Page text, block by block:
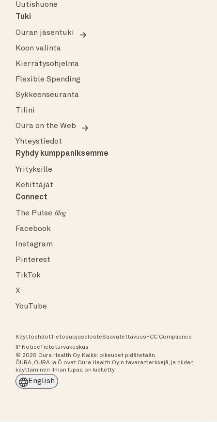
Uutishuone
Tuki
Ouran jäsentuki
Koon valinta
Kierrätysohjelma
Flexible Spending
Sykkeenseuranta
Tilini
Oura on the Web
Yhteystiedot
Ryhdy kumppaniksemme
Yrityksille
Kehittäjät
Connect
The PulseBlog
Facebook
Instagram
Pinterest
TikTok
X
YouTube
KäyttöehdotTietosuojaselosteSaavutettavuus FCC Compliance
IP NoticeTietoturvakeskus
© 2026 Oura Health Oy. Kaikki oikeudet pidätetään.
ŌURA, OURA ja Ō ovat Oura Health Oy:n tavaramerkkejä, ja niiden
käyttäminen ilman lupaa on kielletty.
English